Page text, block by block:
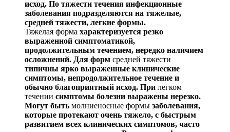
исход. По тяжести течения инфекционные
заболевания подразделяются на тяжелые,
средней тяжести, легкие формы.
Тяжелая форма характеризуется резко
выраженной симптоматикой,
продолжительным течением, нередко наличием
осложнений. Для форм средней тяжести
типичны ярко выраженные клинические
симптомы, непродолжительное течение и
обычно благоприятный исход. При легком
течении симптомы болезни выражены нерезко.
Могут быть молниеносные формы заболевания,
которые протекают очень тяжело, с быстрым
развитием всех клинических симптомов, часто